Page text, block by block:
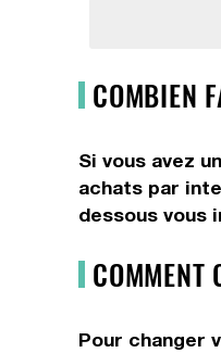
COMBIEN
Si vous avez
achats par
dessous vous
COMMENT
Pour changer